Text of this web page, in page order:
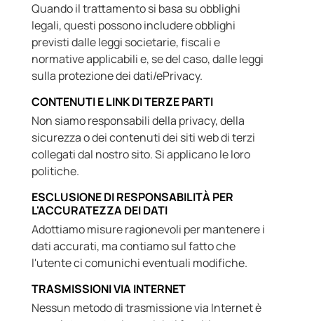
Quando il trattamento si basa su obblighi
legali, questi possono includere obblighi
previsti dalle leggi societarie, fiscali e
normative applicabili e, se del caso, dalle leggi
sulla protezione dei dati/ePrivacy.
CONTENUTI E LINK DI TERZE PARTI
Non siamo responsabili della privacy, della
sicurezza o dei contenuti dei siti web di terzi
collegati dal nostro sito. Si applicano le loro
politiche.
ESCLUSIONE DI RESPONSABILITÀ PER
L'ACCURATEZZA DEI DATI
Adottiamo misure ragionevoli per mantenere i
dati accurati, ma contiamo sul fatto che
l'utente ci comunichi eventuali modifiche.
TRASMISSIONI VIA INTERNET
Nessun metodo di trasmissione via Internet è